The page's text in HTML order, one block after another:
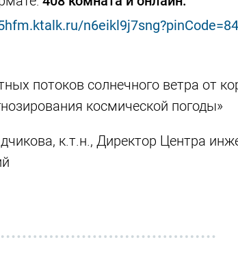
потоков солнечного ветра от
космической погоды»
к.т.н., Директор Центра